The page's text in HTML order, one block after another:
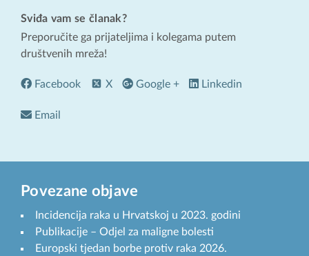
Sviđa vam se članak?
Preporučite ga prijateljima i kolegama putem
društvenih mreža!
Facebook X Google + Linkedin
Email
Povezane objave
Incidencija raka u Hrvatskoj u 2023. godini
Publikacije – Odjel za maligne bolesti
Europski tjedan borbe protiv raka 2026.